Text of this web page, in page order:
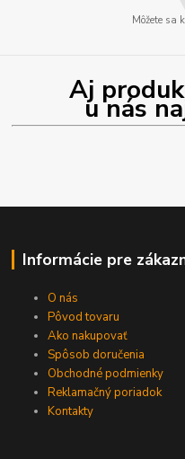
Môžete sa
Aj
u nás
Informácie pre
O nás
Pôvod tovaru
Ako nakupovať
Spôsob doručenia
Obchodné podmienky
Reklamačný poriadok
Kontakty